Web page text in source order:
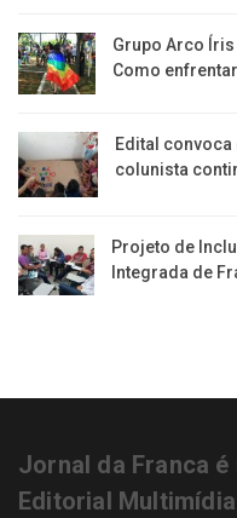
Grupo Arco
Como
Edital
colunista
Projeto de
Integrada de
Jornal da Franca
Editorial Multimídia